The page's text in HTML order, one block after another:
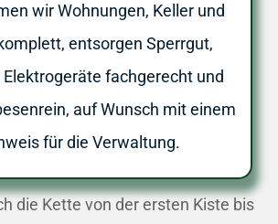
wir Wohnungen, Keller und
entsorgen Sperrgut,
fachgerecht und
auf Wunsch mit einem
für die Verwaltung.
die Kette von der ersten Kiste bis